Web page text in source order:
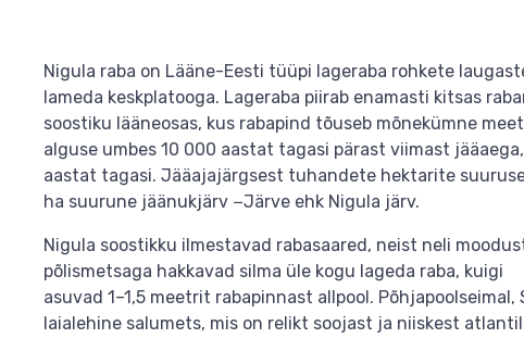
Nigula raba on Lääne-Eesti tüüpi lageraba rohkete
lameda keskplatooga. Lageraba piirab enamasti kitsas
soostiku lääneosas, kus rabapind tõuseb mõnekümne
alguse umbes 10 000 aastat tagasi pärast viimast
aastat tagasi. Jääajajärgsest tuhandete hektarite
ha suurune jäänukjärv −Järve ehk Nigula järv.
Nigula soostikku ilmestavad rabasaared, neist neli
põlismetsaga hakkavad silma üle kogu lageda raba, kuigi
asuvad 1–1,5 meetrit rabapinnast allpool.
laialehine salumets, mis on relikt soojast ja niiskest